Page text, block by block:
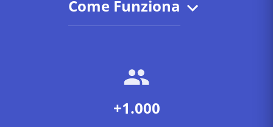
Come Funziona
+1.000